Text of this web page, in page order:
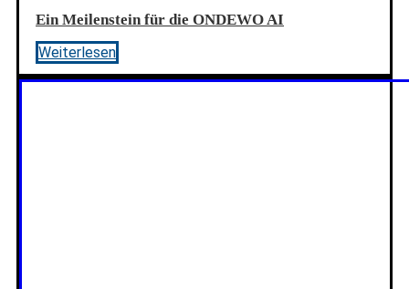
Ein Meilenstein für die ONDEWO AI
Weiterlesen